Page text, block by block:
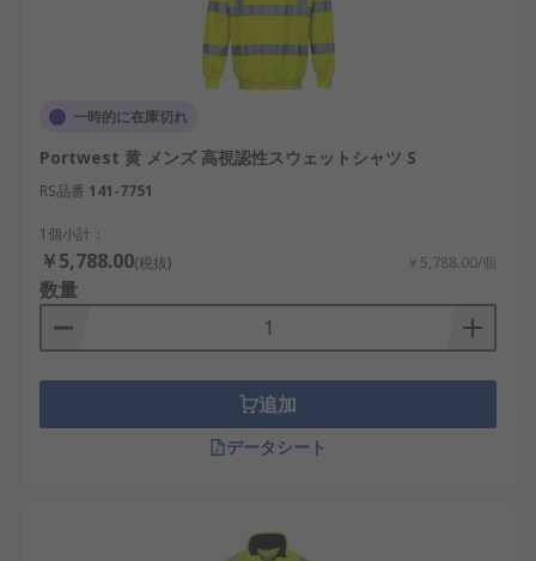
一時的に在庫切れ
Portwest 黄 メンズ 高視認性スウェットシャツ S
RS品番 141-7751
1個小計：
￥5,788.00(税抜) ￥5,788.00/個
数量
追加
データシート